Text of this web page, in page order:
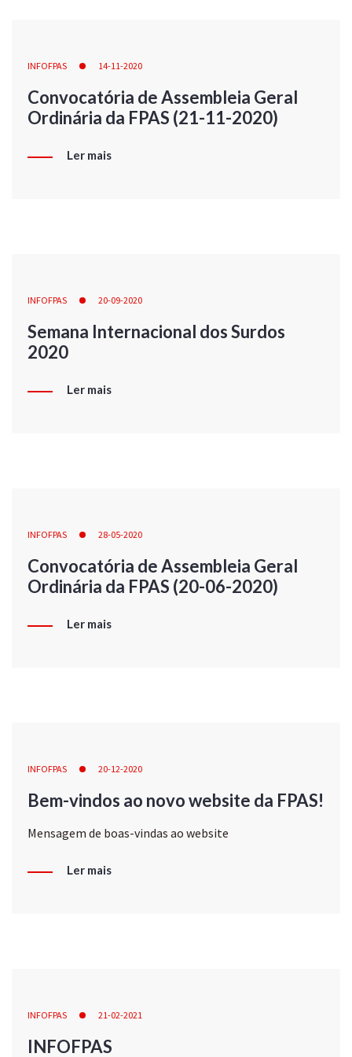
INFOFPAS 14-11-2020
Convocatória de Assembleia Geral
Ordinária da FPAS (21-11-2020)
Ler mais
INFOFPAS 20-09-2020
Semana Internacional dos Surdos
2020
Ler mais
INFOFPAS 28-05-2020
Convocatória de Assembleia Geral
Ordinária da FPAS (20-06-2020)
Ler mais
INFOFPAS 20-12-2020
Bem-vindos ao novo website da FPAS!
Mensagem de boas-vindas ao website
Ler mais
INFOFPAS 21-02-2021
INFOFPAS